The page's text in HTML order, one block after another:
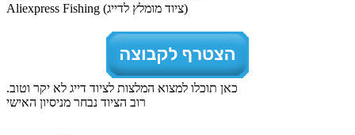
Aliexpress Fishing (ציוד מומלץ לדייג)
כאן תוכלו למצוא המלצות לציוד דייג לא יקר וטוב.
רוב הציוד נבחר מניסיון האישי